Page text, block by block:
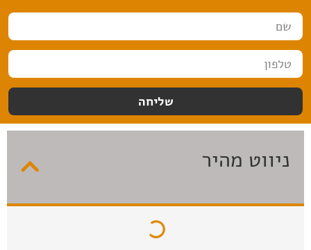
ש
ם
ט
ל
פ
ן
שליחה
ניווט מהיר